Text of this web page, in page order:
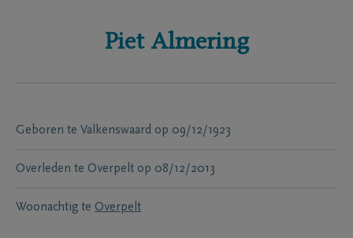
Piet Almering
Geboren te Valkenswaard op 09/12/1923
Overleden te Overpelt op 08/12/2013
Woonachtig te Overpelt